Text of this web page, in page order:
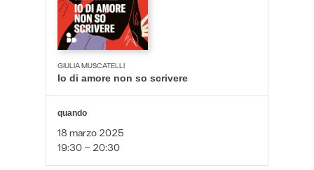
GIULIA MUSCATELLI
Io di amore non so scrivere
quando
18 marzo 2025
19:30 - 20:30